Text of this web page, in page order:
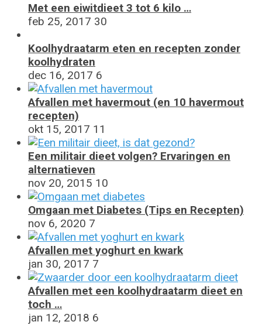
Met een eiwitdieet 3 tot 6 kilo …
feb 25, 2017 30
Koolhydraatarm eten en recepten zonder
koolhydraten
dec 16, 2017 6
Afvallen met havermout (en 10 havermout
recepten)
okt 15, 2017 11
Een militair dieet volgen? Ervaringen en
alternatieven
nov 20, 2015 10
Omgaan met Diabetes (Tips en Recepten)
nov 6, 2020 7
Afvallen met yoghurt en kwark
jan 30, 2017 7
Afvallen met een koolhydraatarm dieet en
toch …
jan 12, 2018 6